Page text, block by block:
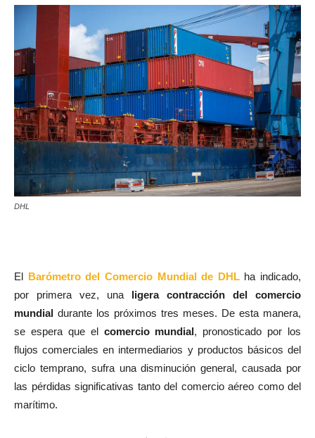
DHL
El Barómetro del Comercio Mundial de DHL ha indicado,
por primera vez, una ligera contracción del comercio
mundial durante los próximos tres meses. De esta manera,
se espera que el comercio mundial, pronosticado por los
flujos comerciales en intermediarios y productos básicos del
ciclo temprano, sufra una disminución general, causada por
las pérdidas significativas tanto del comercio aéreo como del
marítimo.